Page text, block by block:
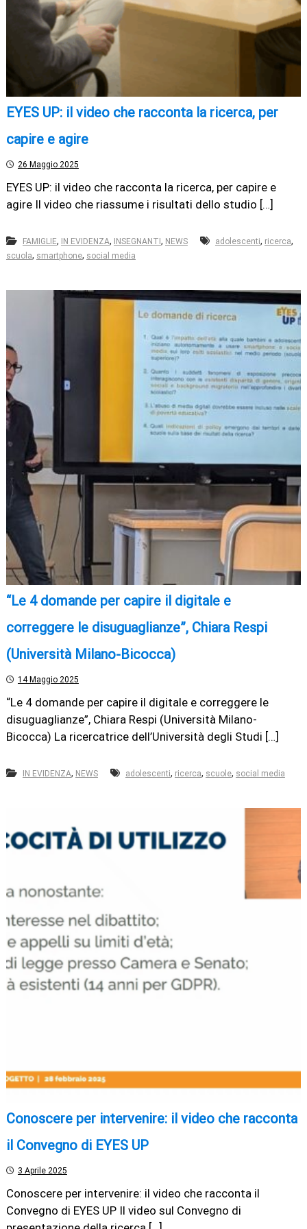
EYES UP: il video che racconta la ricerca, per
capire e agire
26 Maggio 2025
EYES UP: il video che racconta la ricerca, per capire e
agire Il video che riassume i risultati dello studio […]
FAMIGLIE, IN EVIDENZA, INSEGNANTI , NEWS adolescenti, ricerca,
scuola, smartphone, social media
“Le 4 domande per capire il digitale e
correggere le disuguaglianze”, Chiara Respi
(Università Milano-Bicocca)
14 Maggio 2025
“Le 4 domande per capire il digitale e correggere le
disuguaglianze”, Chiara Respi (Università Milano-
Bicocca) La ricercatrice dell’Università degli Studi […]
IN EVIDENZA, NEWS adolescenti, ricerca, scuole, social media
Conoscere per intervenire: il video che racconta
il Convegno di EYES UP
3 Aprile 2025
Conoscere per intervenire: il video che racconta il
Convegno di EYES UP Il video sul Convegno di